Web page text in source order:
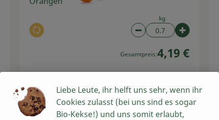
Auswahl ändern
kg
Artikelanzahl
Gesamtpreis:4,19 €
1 Stk
Nussmix
Kerniger Nuss Mix
200g
32,45 € /1kg
Liebe Leute, ihr helft uns sehr, wenn ihr
Cookies zulasst (bei uns sind es sogar
Bio-Kekse!) und uns somit erlaubt,